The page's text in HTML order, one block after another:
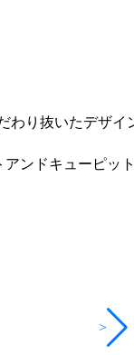
>
わり抜いたデザイ
ンドキューピッ